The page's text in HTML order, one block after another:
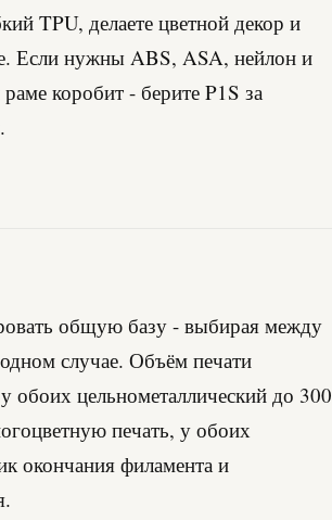
TPU, делаете цветной декор и
Если нужны ABS, ASA, нейлон и
коробит - берите P1S за
общую базу - выбирая между
случае. Объём печати
цельнометаллический до 300
печать, у обоих
окончания филамента и